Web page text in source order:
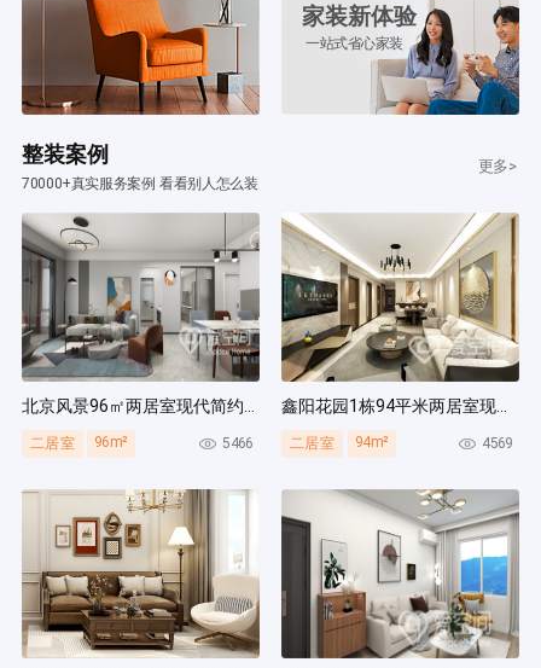
家装新体验
一站式省心家装
整装案例
70000+真实服务案例 看看别人怎么装
更多>
北京风景96㎡两居室现代简约风装修案例
二居室 96m² 5466
鑫阳花园1栋94平米两居室现代简约风装修案例
二居室 94m² 4569